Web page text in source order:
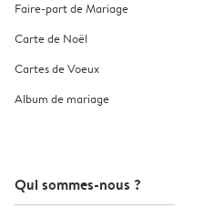
Faire-part de Mariage
Carte de Noël
Cartes de Voeux
Album de mariage
Qui sommes-nous ?